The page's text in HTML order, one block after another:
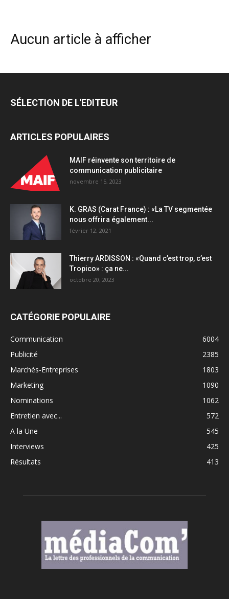
Aucun article à afficher
SÉLECTION DE L'EDITEUR
ARTICLES POPULAIRES
MAIF réinvente son territoire de
communication publicitaire
novembre 15, 2023
K. GRAS (Carat France) : «La TV segmentée
nous offrira également...
février 12, 2021
Thierry ARDISSON : «Quand c’est trop, c’est
Tropico» : ça ne...
octobre 20, 2023
CATÉGORIE POPULAIRE
Communication
6004
Publicité
2385
Marchés-Entreprises
1803
Marketing
1090
Nominations
1062
Entretien avec...
572
A la Une
545
Interviews
425
Résultats
413